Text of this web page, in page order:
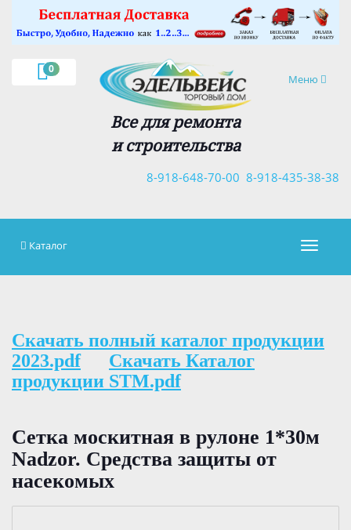
0
Навигация
Меню
Все для ремонта
и строительства
8-918-435-38-38
8-918-648-70-00
×
Каталог
Скачать полный каталог продукции
2023.pdf
Скачать Каталог
продукции STM.pdf
Сетка москитная в рулоне 1*30м
Nadzor. Средства защиты от
насекомых